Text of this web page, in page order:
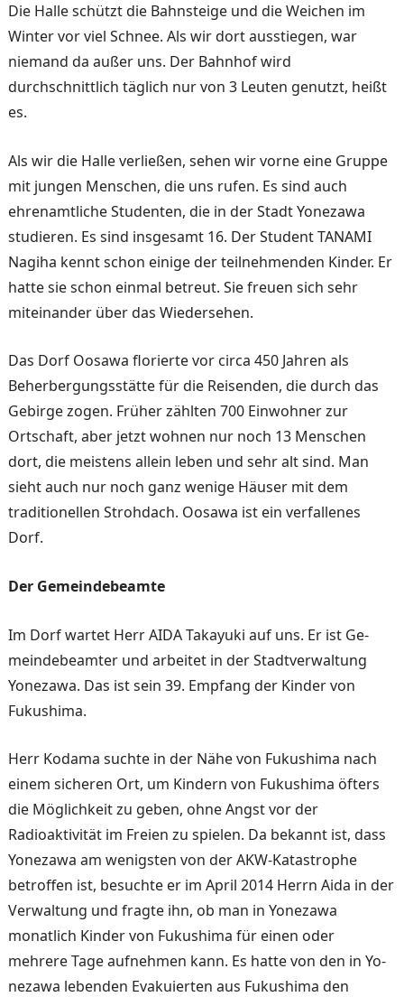
Die Halle schützt die Bahnsteige und die Weichen im
Winter vor viel Schnee. Als wir dort ausstiegen, war
niemand da außer uns. Der Bahnhof wird
durchschnittlich täglich nur von 3 Leuten genutzt, heißt
es.
Als wir die Halle verließen, sehen wir vorne eine Gruppe
mit jungen Menschen, die uns rufen. Es sind auch
ehrenamt­liche Studenten, die in der Stadt Yonezawa
studieren. Es sind insgesamt 16. Der Stu­dent TANAMI
Nagiha kennt schon einige der teilnehmen­den Kinder. Er
hatte sie schon einmal betreut. Sie freuen sich sehr
miteinander über das Wiedersehen.
Das Dorf Oosawa florierte vor circa 450 Jahren als
Beherber­gungsstätte für die Reisenden, die durch das
Gebirge zogen. Früher zählten 700 Einwohner zur
Ortschaft, aber jetzt woh­nen nur noch 13 Menschen
dort, die meistens allein leben und sehr alt sind. Man
sieht auch nur noch ganz wenige Häuser mit dem
traditionellen Strohdach. Oosawa ist ein ver­fallenes
Dorf.
Der Gemeindebeamte
Im Dorf wartet Herr AIDA Takayuki auf uns. Er ist Ge­
meindebeamter und arbeitet in der Stadtverwaltung
Yoneza­wa. Das ist sein 39. Empfang der Kinder von
Fukushima.
Herr Kodama suchte in der Nähe von Fukushima nach
ei­nem sicheren Ort, um Kindern von Fukushima öfters
die Möglichkeit zu geben, ohne Angst vor der
Radioaktivität im Freien zu spielen. Da be­kannt ist, dass
Yonezawa am wenigsten von der AKW-Katastrophe
betroffen ist, be­suchte er im April 2014 Herrn Aida in der
Verwaltung und fragte ihn, ob man in Yo­nezawa
monatlich Kinder von Fukushima für einen oder
mehrere Tage aufnehmen kann. Es hatte von den in Yo­
nezawa lebenden Evakuierten aus Fukushima den